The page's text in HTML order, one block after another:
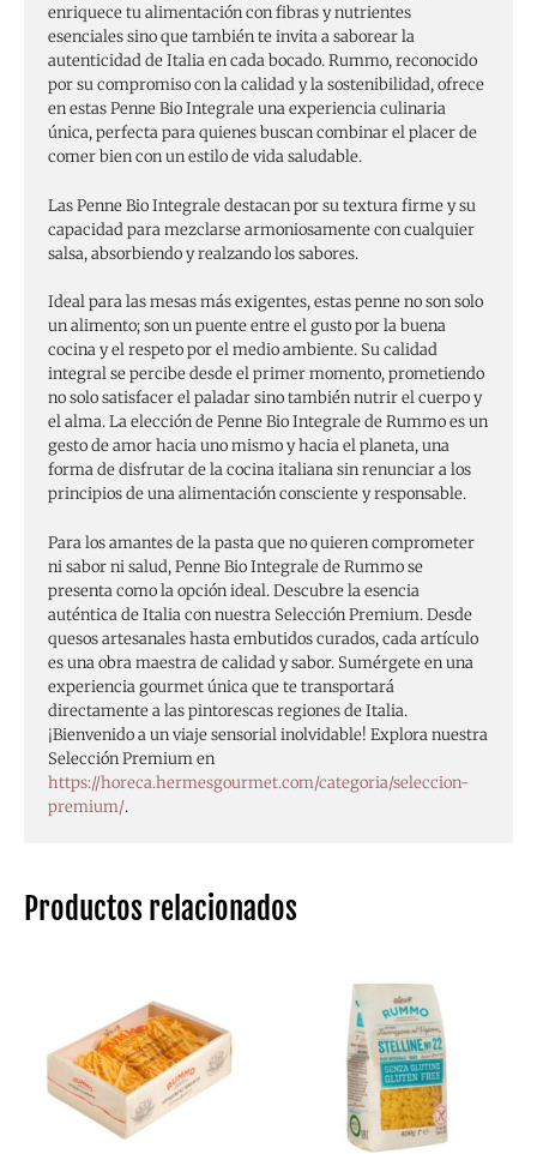
Productos relacionados
enriquece tu alimentación con fibras y nutrientes
esenciales sino que también te invita a saborear la
autenticidad de Italia en cada bocado. Rummo, reconocido
por su compromiso con la calidad y la sostenibilidad, ofrece
en estas Penne Bio Integrale una experiencia culinaria
única, perfecta para quienes buscan combinar el placer de
comer bien con un estilo de vida saludable.
Las Penne Bio Integrale destacan por su textura firme y su
capacidad para mezclarse armoniosamente con cualquier
salsa, absorbiendo y realzando los sabores.
Ideal para las mesas más exigentes, estas penne no son solo
un alimento; son un puente entre el gusto por la buena
cocina y el respeto por el medio ambiente. Su calidad
integral se percibe desde el primer momento, prometiendo
no solo satisfacer el paladar sino también nutrir el cuerpo y
el alma. La elección de Penne Bio Integrale de Rummo es un
gesto de amor hacia uno mismo y hacia el planeta, una
forma de disfrutar de la cocina italiana sin renunciar a los
principios de una alimentación consciente y responsable.
Para los amantes de la pasta que no quieren comprometer
ni sabor ni salud, Penne Bio Integrale de Rummo se
presenta como la opción ideal. Descubre la esencia
auténtica de Italia con nuestra Selección Premium. Desde
quesos artesanales hasta embutidos curados, cada artículo
es una obra maestra de calidad y sabor. Sumérgete en una
experiencia gourmet única que te transportará
directamente a las pintorescas regiones de Italia.
¡Bienvenido a un viaje sensorial inolvidable! Explora nuestra
Selección Premium en
https://horeca.hermesgourmet.com/categoria/seleccion-
premium/.